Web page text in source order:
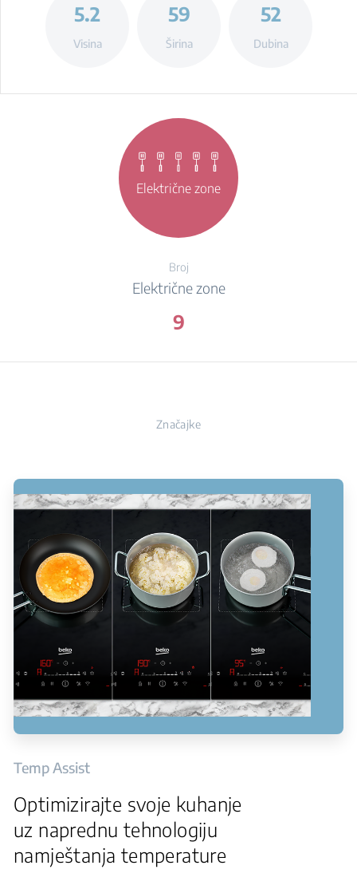
5.2
Visina
59
Širina
52
Dubina
Električne zone
Broj
Električne zone
9
Značajke
Temp Assist
Optimizirajte svoje kuhanje
uz naprednu tehnologiju
namještanja temperature